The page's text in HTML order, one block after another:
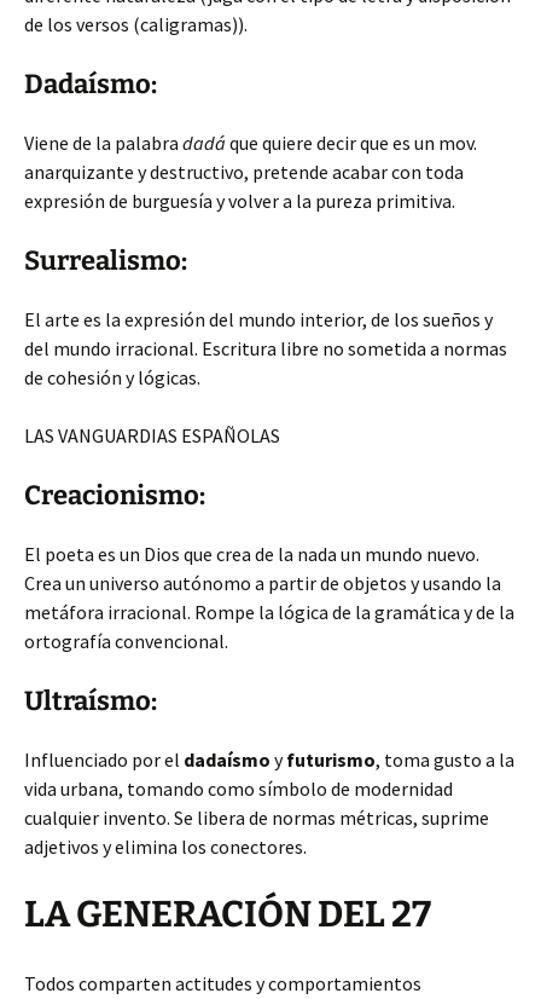
de los versos (caligramas)).
Dadaísmo:
Viene de la palabra dadá que quiere decir que es un mov.
anarquizante y destructivo, pretende acabar con toda
expresión de burguesía y volver a la pureza primitiva.
Surrealismo:
El arte es la expresión del mundo interior, de los sueños y
del mundo irracional. Escritura libre no sometida a normas
de cohesión y lógicas.
LAS VANGUARDIAS ESPAÑOLAS
Creacionismo:
El poeta es un Dios que crea de la nada un mundo nuevo.
Crea un universo autónomo a partir de objetos y usando la
metáfora irracional. Rompe la lógica de la gramática y de la
ortografía convencional.
Ultraísmo:
Influenciado por el dadaísmo yfuturismo, toma gusto a la
vida urbana, tomando como símbolo de modernidad
cualquier invento. Se libera de normas métricas, suprime
adjetivos y elimina los conectores.
LA GENERACIÓN DEL 27
Todos comparten actitudes y comportamientos